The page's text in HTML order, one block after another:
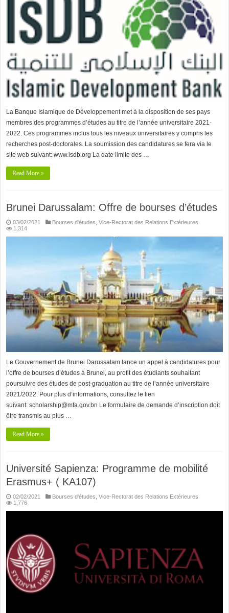
La Banque Islamique de Développement met à la disposition de ses pays
membres des programmes d’études au titre de l’année universitaire 2021-
2022. Ces programmes inclus tous les niveaux universitaires y compris les
recherches post-doctorales. La soumission des candidatures se fera via le
site web suivant: www.isdb.org La date limite des …
Read More »
Brunei Darussalam: Offre de bourses d’études
03/02/2021 Bourses d'études ,Vice-Rectorat des Relations Extérieures
1,314
Le Gouvernement de Brunei Darussalam lance un appel à candidatures pour
l’offre de bourses d’études à Brunei, au profit des étudiants souhaitant
poursuivre des études de post-graduation au titre de l’année universitaire
2021/2022. Pour plus d’informations, consultez le lien
suivant: scholarship@mfa.gov.bn Le formulaire de demande d’inscription doit
être transmis au plus …
Read More »
Université Sapienza: Programme de mobilité
Erasmus+ ( KA107)
02/02/2021 Bourses d'études ,Vice-Rectorat des Relations Extérieures
1,776